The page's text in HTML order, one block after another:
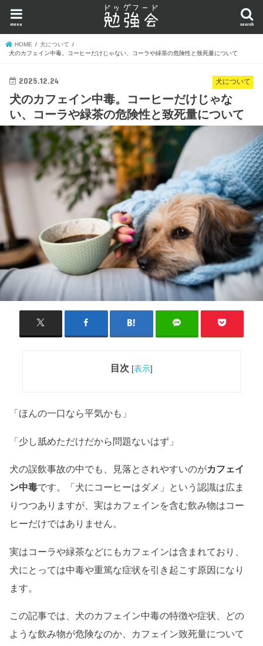
search
menu
HOME
犬について
犬のカフェイン中毒。コーヒーだけじゃない、コーラや緑茶の危険性と致死量について
犬について
2025.12.24
犬のカフェイン中毒。コーヒーだけじゃな
い、コーラや緑茶の危険性と致死量について
目次 [表示]
「ほんの一口なら平気かも」
「少し舐めただけだから問題ないはず」
犬の誤飲事故の中でも、見落とされやすいのがカフェイ
ン中毒です。「犬にコーヒーはダメ」という認識は広ま
りつつありますが、実はカフェインを含む飲み物はコー
ヒーだけではありません。
実はコーラや緑茶などにもカフェインは含まれており、
犬にとっては中毒や重篤な症状を引き起こす原因になり
ます。
この記事では、犬のカフェイン中毒の特徴や症状、どの
ような飲み物が危険なのか、カフェイン致死量について